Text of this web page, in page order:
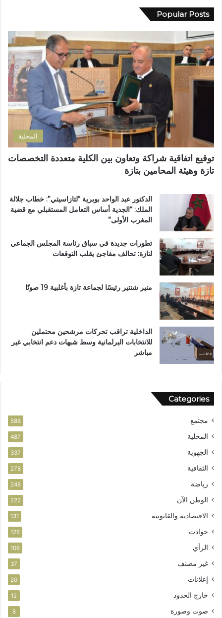
ا
ث
ة
ف
ي
ل
ع
ب
ا
و
ث
م
ن
ق
ر
ا
ر
ا
ت
ل
ق
ي
ا
ل
ط
ي
ة
ك
ا
ل
إ
ل
ك
Popular Posts
المحلية
توقيع اتفاقية شراكة وتعاون بين الكلية متعددة التخصصات
تازة وهيئة المحامين بتازة
الدكتور عبد الواحد بوبرية “لتازاسيتي”: خطاب جلالة
الملك: “الجدية أساس التعامل المستقبلي مع قضية
المغرب الأولى”
تطورات جديدة في سباق رئاسة المجلس الجماعي
لتازة: تحالف مفاجئ يقلب التوقعات
منير شنتير رئيسًا لجماعة تازة بأغلبية 19 صوتًا
الداخلية تراقب تحركات مرشحين محتملين
للانتخابات البرلمانية وسط شبهات دعم انتخابي غير
مباشر
Categories
مجتمع 588
المحلية 487
الجهوية 337
الثقافية 278
رياضة 248
الوطن الآن 222
الاقتصادية والقانونية 131
حوادث 126
الرأي 106
غير مصنف 37
إعلانات 20
خارج الحدود 12
صوت وصورة 8